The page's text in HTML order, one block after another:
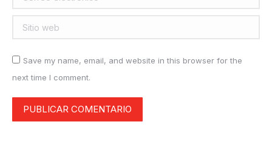
Sitio web
Save my name, email, and website in this browser for the
next time I comment.
PUBLICAR COMENTARIO